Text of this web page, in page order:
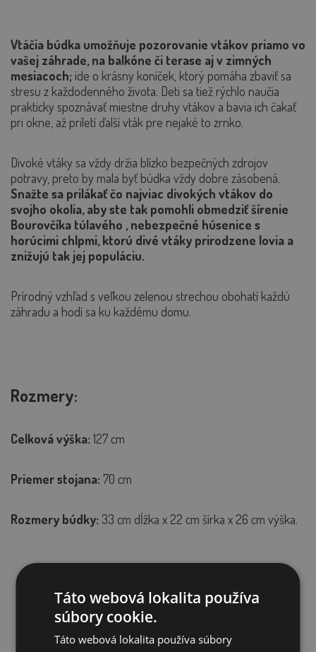
Vtáčia búdka umožňuje pozorovanie vtákov priamo vo
vašej záhrade, na balkóne či terase aj v zimných
mesiacoch; ide o krásny koníček, ktorý pomáha zbaviť sa
stresu z každodenného života. Deti sa tiež rýchlo naučia
prakticky spoznávať miestne druhy vtákov a bavia ich čakať
pri okne, až priletí ďalší vták pre nejaké to zrnko.
Divoké vtáky sa vždy držia blízko bezpečných zdrojov
potravy, preto by mala byť búdka vždy dobre zásobená.
Snažte sa prilákať čo najviac divokých vtákov do
svojho okolia, aby ste tak pomohli obmedziť šírenie
Bourovčíka túlavého , nebezpečné húsenice s
horúcimi chlpmi, ktorú divé vtáky prirodzene lovia a
znižujú tak jej populáciu.
Prírodný vzhľad s veľkou zelenou strechou obohatí každú
záhradu a hodí sa ku každému domu.
Rozmery:
Celková výška: 127 cm
Priemer stojana: 70 cm
Rozmery búdky: 33 cm dĺžka x 22 cm šírka x 26 cm výška.
SÚVISIACE PRODUKTY
Táto webová lokalita používa
súbory cookie.
Táto webová lokalita používa súbory